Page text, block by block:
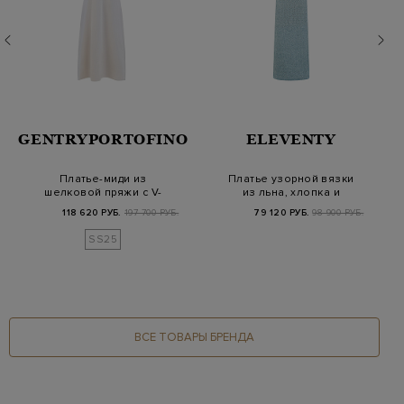
GENTRYPORTOFINO
Платье-миди из
шелковой пряжи с V-
118 620 РУБ. 197 700 РУБ.
SS25
ELEVENTY
Платье узорной вязки
из льна, хлопка и
79 120 РУБ. 98 900 РУБ.
ВСЕ ТОВАРЫ БРЕНДА